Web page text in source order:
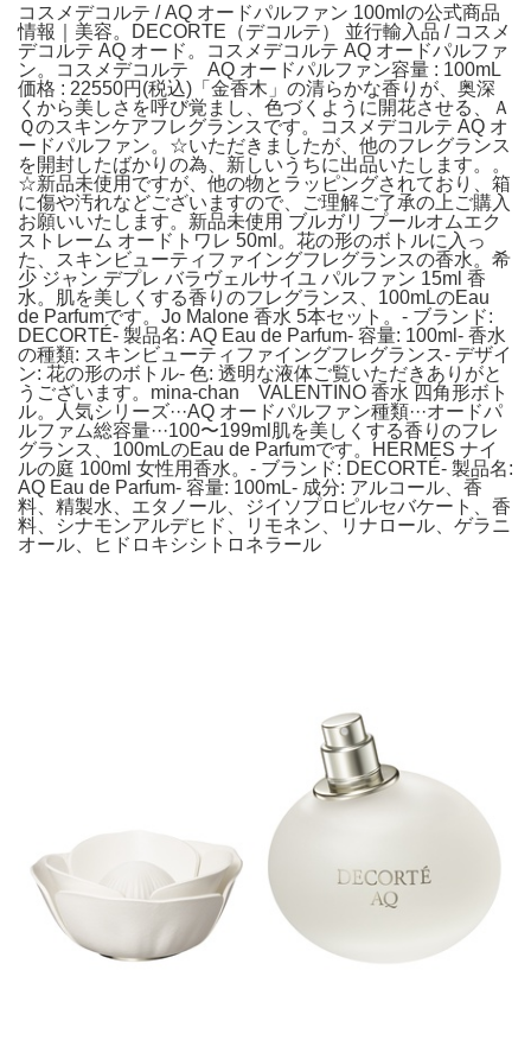
コスメデコルテ / AQ オードパルファン 100mlの公式商品
情報｜美容。DECORTE（デコルテ） 並行輸入品 / コスメ
デコルテ AQ オード。コスメデコルテ AQ オードパルファ
ン。コスメデコルテ AQ オードパルファン容量 : 100mL
価格 : 22550円(税込)「金香木」の清らかな香りが、奥深
くから美しさを呼び覚まし、色づくように開花させる、Ａ
Ｑのスキンケアフレグランスです。コスメデコルテ AQ オ
ードパルファン。☆いただきましたが、他のフレグランス
を開封したばかりの為、新しいうちに出品いたします。。
☆新品未使用ですが、他の物とラッピングされており、箱
に傷や汚れなどございますので、ご理解ご了承の上ご購入
お願いいたします。新品未使用 ブルガリ プールオムエク
ストレーム オードトワレ 50ml。花の形のボトルに入っ
た、スキンビューティファイングフレグランスの香水。希
少 ジャン デプレ バラヴェルサイユ パルファン 15ml 香
水。肌を美しくする香りのフレグランス、100mLのEau
de Parfumです。Jo Malone 香水 5本セット。- ブランド:
DECORTÉ- 製品名: AQ Eau de Parfum- 容量: 100ml- 香水
の種類: スキンビューティファイングフレグランス- デザイ
ン: 花の形のボトル- 色: 透明な液体ご覧いただきありがと
うございます。mina-chan VALENTINO 香水 四角形ボト
ル。人気シリーズ···AQ オードパルファン種類···オードパ
ルファム総容量···100〜199ml肌を美しくする香りのフレ
グランス、100mLのEau de Parfumです。HERMES ナイ
ルの庭 100ml 女性用香水。- ブランド: DECORTÉ- 製品名:
AQ Eau de Parfum- 容量: 100mL- 成分: アルコール、香
料、精製水、エタノール、ジイソプロピルセバケート、香
料、シナモンアルデヒド、リモネン、リナロール、ゲラニ
オール、ヒドロキシシトロネラール